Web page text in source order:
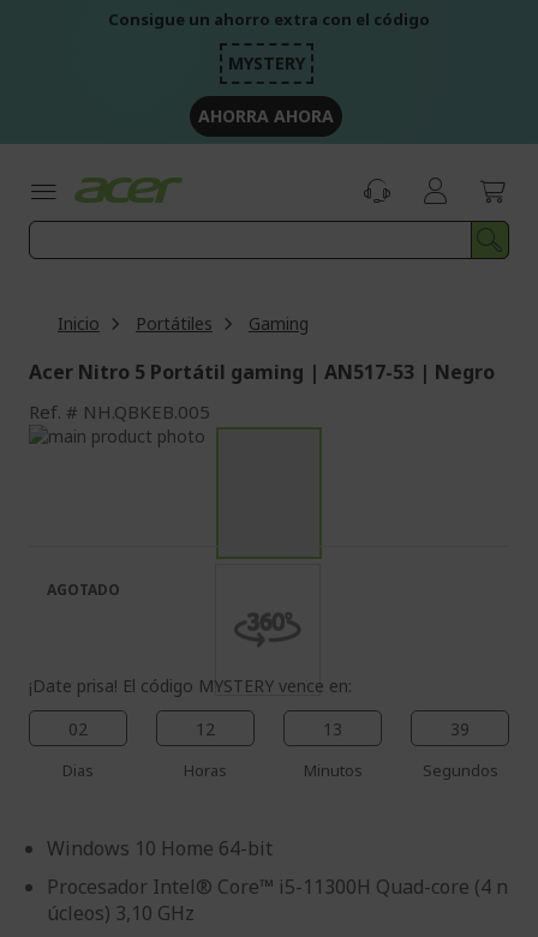
Consigue un ahorro extra con el código
MYSTERY
AHORRA AHORA
Inicio Portátiles Gaming
Acer Nitro 5 Portátil gaming | AN517-53 | Negro
Ref. NH.QBKEB.005
Saltar
imágenes
galería
¡Date prisa! El código MYSTERY vence en:
02
Dias
12
Horas
13
Minutos
38
Segundos
Windows 10 Home 64-bit
Procesador Intel® Core™ i5-11300H Quad-core (4 n
úcleos) 3,10 GHz
AGOTADO